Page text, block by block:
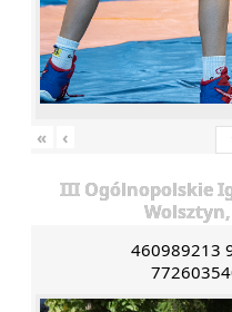
« ‹
III Ogólnopolskie
Wolsztyn,
460989213